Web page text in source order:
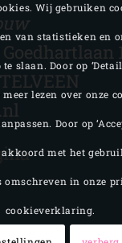
Wij gebruiken
van statistieken en
slaan. Door op
lezen over onze
Door op
met het
omschreven in onze
cookieverklaring.